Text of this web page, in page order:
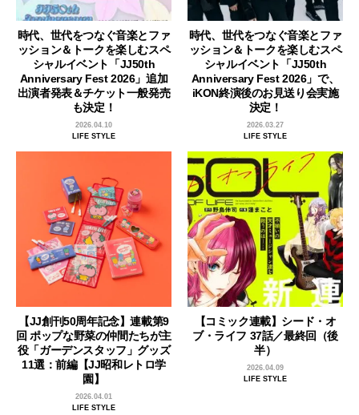
時代、世代をつなぐ音楽とファ
ッション＆トークを楽しむスペ
シャルイベント「JJ50th
Anniversary Fest 2026」追加
出演者発表＆チケット一般発売
も決定！
2026.04.10
LIFE STYLE
時代、世代をつなぐ音楽とファ
ッション＆トークを楽しむスペ
シャルイベント「JJ50th
Anniversary Fest 2026」で、
iKON終演後のお見送り会実施
決定！
2026.03.27
LIFE STYLE
【JJ創刊50周年記念】連載第9
回 ポップな野菜の仲間たちが主
役「ガーデンスタッフ」グッズ
11選：前編【JJ昭和レトロ学
園】
2026.04.01
LIFE STYLE
【コミック連載】シード・オ
ブ・ライフ 37話／最終回（後
半）
2026.04.09
LIFE STYLE